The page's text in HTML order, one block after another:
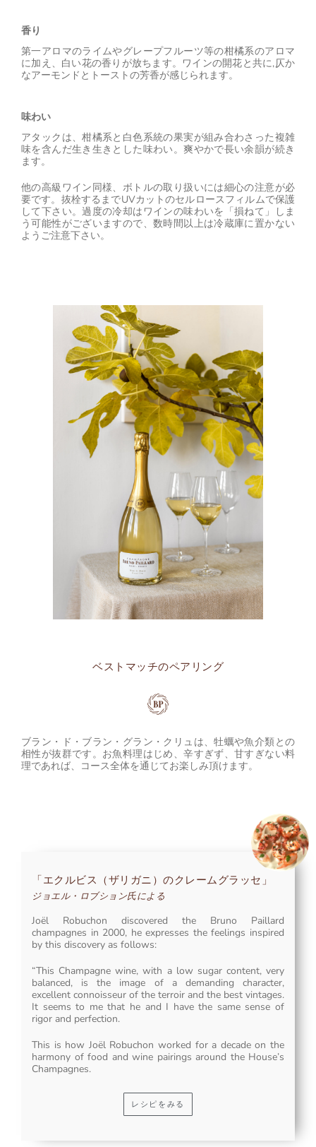
香り
第一アロマのライムやグレープフルーツ等の柑橘系のアロマ
に加え、白い花の香りが放ちます。ワインの開花と共に,仄か
なアーモンドとトーストの芳香が感じられます。
味わい
アタックは、柑橘系と白色系統の果実が組み合わさった複雑
味を含んだ生き生きとした味わい。爽やかで長い余韻が続き
ます。
他の高級ワイン同様、ボトルの取り扱いには細心の注意が必
要です。抜栓するまでUVカットのセルロースフィルムで保護
して下さい。過度の冷却はワインの味わいを「損ねて」しま
う可能性がございますので、数時間以上は冷蔵庫に置かない
ようご注意下さい。
ベストマッチのペアリング
ブラン・ド・ブラン・グラン・クリュは、牡蠣や魚介類との
相性が抜群です。お魚料理はじめ、辛すぎず、甘すぎない料
理であれば、コース全体を通じてお楽しみ頂けます。
「エクルビス（ザリガニ）のクレームグラッセ」
ジョエル・ロブション氏による
Joël Robuchon discovered the Bruno Paillard
champagnes in 2000, he expresses the feelings inspired
by this discovery as follows:
“This Champagne wine, with a low sugar content, very
balanced, is the image of a demanding character,
excellent connoisseur of the terroir and the best vintages.
It seems to me that he and I have the same sense of
rigor and perfection.
This is how Joël Robuchon worked for a decade on the
harmony of food and wine pairings around the House’s
Champagnes.
レシピをみる